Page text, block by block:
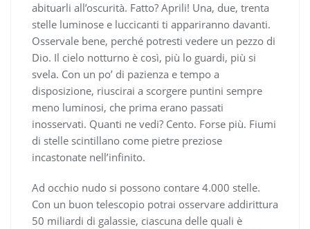
abituarli all’oscurità. Fatto? Aprili! Una, due, trenta
stelle luminose e luccicanti ti appariranno davanti.
Osservale bene, perché potresti vedere un pezzo di
Dio. Il cielo notturno è così, più lo guardi, più si
svela. Con un po’ di pazienza e tempo a
disposizione, riuscirai a scorgere puntini sempre
meno luminosi, che prima erano passati
inosservati. Quanti ne vedi? Cento. Forse più. Fiumi
di stelle scintillano come pietre preziose
incastonate nell’infinito.
Ad occhio nudo si possono contare 4.000 stelle.
Con un buon telescopio potrai osservare addirittura
50 miliardi di galassie, ciascuna delle quali è